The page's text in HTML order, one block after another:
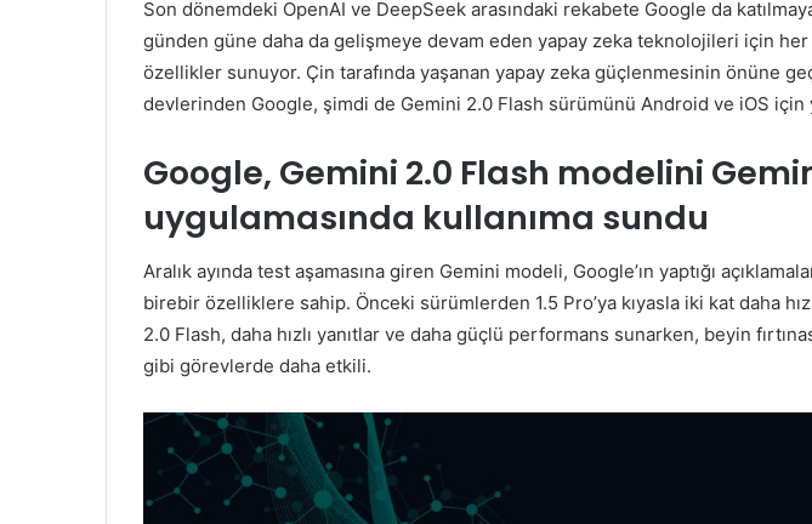
Son dönemdeki OpenAI ve DeepSeek arasındaki rekabete Google da
günden güne daha da gelişmeye devam eden yapay zeka teknolojileri için her
özellikler sunuyor. Çin tarafında yaşanan yapay zeka güçlenmesinin önüne
devlerinden Google, şimdi de Gemini 2.0 Flash sürümünü Android ve iOS için
Google, Gemini 2.0 Flash modelini
uygulamasında kullanıma sundu
Aralık ayında test aşamasına giren Gemini modeli, Google’ın yaptığı
birebir özelliklere sahip. Önceki sürümlerden 1.5 Pro’ya kıyasla iki kat daha
2.0 Flash, daha hızlı yanıtlar ve daha güçlü performans sunarken, beyin
gibi görevlerde daha etkili.